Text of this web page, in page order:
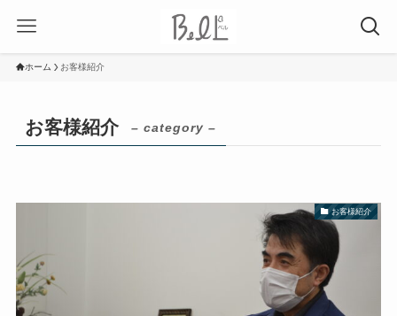
ホーム お客様紹介
お客様紹介 – category –
お客様紹介